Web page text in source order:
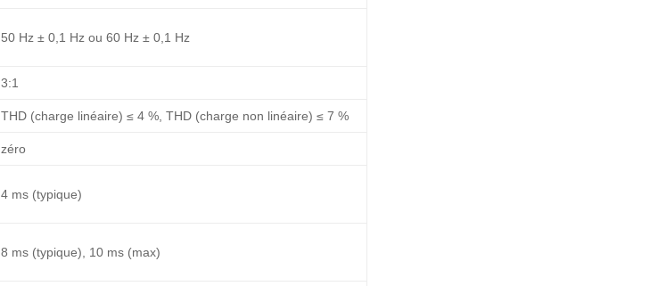
50 Hz ± 0,1 Hz ou 60 Hz ± 0,1 Hz
3:1
THD (charge linéaire) ≤ 4 %, THD (charge non linéaire) ≤ 7 %
zéro
4 ms (typique)
8 ms (typique), 10 ms (max)